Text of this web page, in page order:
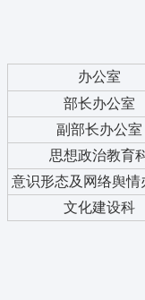
办公室
部长办公室
副部长办公室
思想政治教育
意识形态及网络舆情
文化建设科